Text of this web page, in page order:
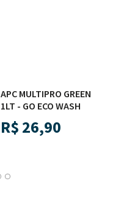
APC MULTIPRO GREEN
1LT - GO ECO WASH
R$ 26,90